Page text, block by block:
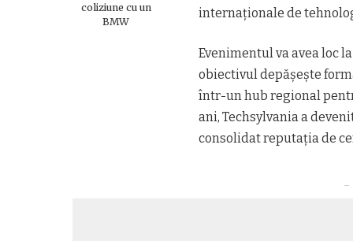
coliziune cu un
BMW
internaționale de
Evenimentul va avea loc
obiectivul depășește
într-un hub regional
ani, Techsylvania a
consolidat reputația de
–